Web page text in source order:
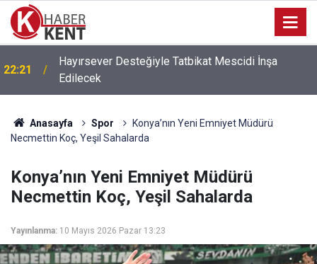
22:21
Hayırsever Desteğiyle Tatbikat Mescidi İnşa
Edilecek
Anasayfa Spor
Konya’nın Yeni Emniyet Müdürü
Necmettin Koç, Yeşil Sahalarda
Konya’nın Yeni Emniyet Müdürü
Necmettin Koç, Yeşil Sahalarda
Yayınlanma: 10 Mayıs 2026 Pazar 13:23